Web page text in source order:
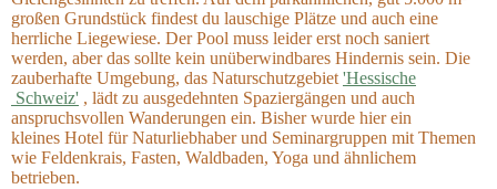
großen Grundstück findest du lauschige Plätze und auch eine
herrliche Liegewiese. Der Pool muss leider erst noch saniert
werden, aber das sollte kein unüberwindbares Hindernis sein. Die
zauberhafte Umgebung, das Naturschutzgebiet 'Hessische
Schweiz' , lädt zu ausgedehnten Spaziergängen und auch
anspruchsvollen Wanderungen ein. Bisher wurde hierein
kleines Hotel für Naturliebhaber und Seminargruppen mit Themen
wie Feldenkrais, Fasten, Waldbaden, Yoga und ähnlichem
betrieben.